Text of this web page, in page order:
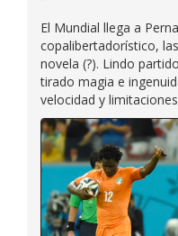
El Mundial llega a
copalibertadorístico,
novela (?). Lindo
tirado magia e
velocidad y